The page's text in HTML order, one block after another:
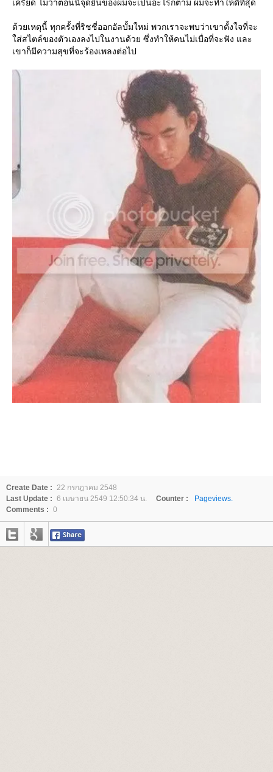
เครียด ไม่ว่าตอนนี้จุดยืนของผมจะเป็นอะไรก็ตาม ผมจะทำให้ดีที่สุด
ด้วยเหตุนี้ ทุกครั้งที่ริชชี่ออกอัลบั้มใหม่ พวกเราจะพบว่าเขาตั้งใจที่จะ
ส่สไตล์ของตัวเองลงไปในงานด้วย ซึ่งทำให้คนไม่เบื่อที่จะฟัง และ
เขาก็มีความสุขที่จะร้องเพลงต่อไป
Create Date : 22 กรกฎาคม 2548
Last Update : 6 เมษายน 2549 12:50:34 น. Counter :
Pageviews.
Comments : 0